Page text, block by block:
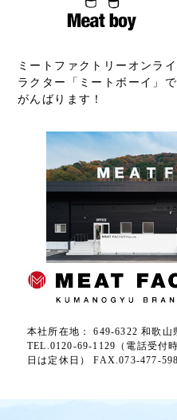
ミートファクトリーオンラ
ラクター「ミートボーイ」
がんばります！
本社所在地： 649-6322 和歌山
TEL.0120-69-1129（電話受付
日は定休日） FAX.073-477-